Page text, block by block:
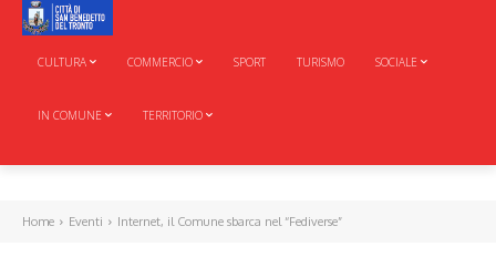
CULTURA COMMERCIO SPORT TURISMO SOCIALE
IN COMUNE TERRITORIO
Home Eventi Internet, il Comune sbarca nel “Fediverse”